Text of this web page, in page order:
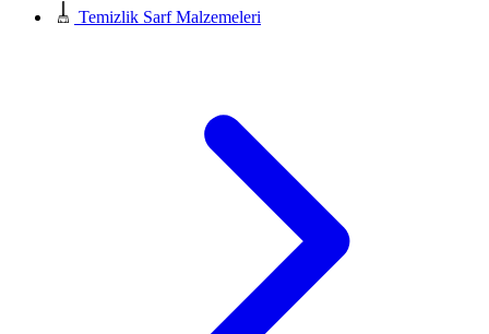
Temizlik Sarf Malzemeleri